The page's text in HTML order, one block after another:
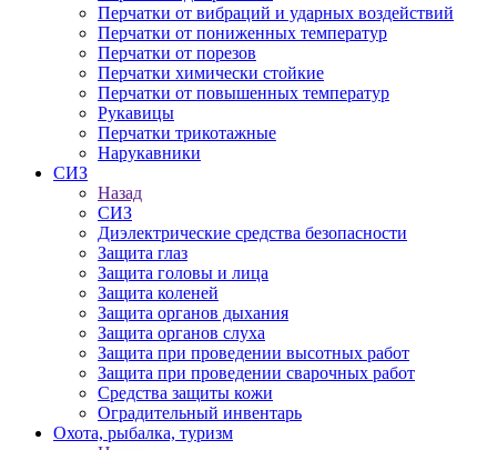
Перчатки от вибраций и ударных воздействий
Перчатки от пониженных температур
Перчатки от порезов
Перчатки химически стойкие
Перчатки от повышенных температур
Рукавицы
Перчатки трикотажные
Нарукавники
СИЗ
Назад
СИЗ
Диэлектрические средства безопасности
Защита глаз
Защита головы и лица
Защита коленей
Защита органов дыхания
Защита органов слуха
Защита при проведении высотных работ
Защита при проведении сварочных работ
Средства защиты кожи
Оградительный инвентарь
Охота, рыбалка, туризм